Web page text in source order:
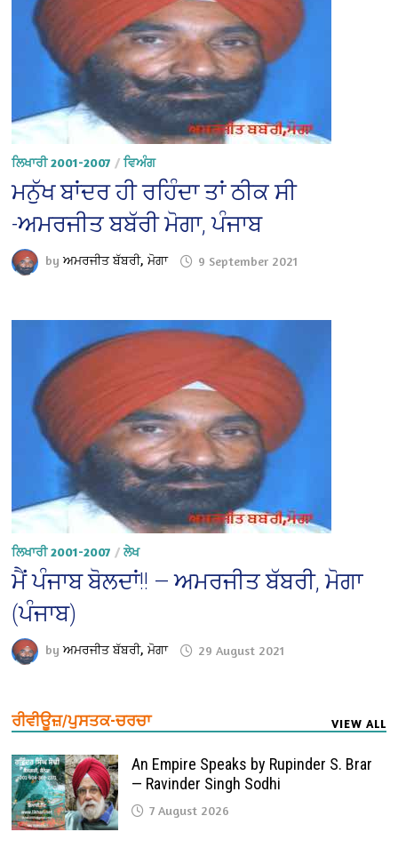
ਲਿਖਾਰੀ 2001-2007 /ਵਿਅੰਗ
ਮਨੁੱਖ ਬਾਂਦਰ ਹੀ ਰਹਿੰਦਾ ਤਾਂ ਠੀਕ ਸੀ
-ਅਮਰਜੀਤ ਬਬੱਰੀ ਮੋਗਾ, ਪੰਜਾਬ
byਅਮਰਜੀਤ ਬੱਬਰੀ, ਮੋਗਾ 9 September 2021
ਲਿਖਾਰੀ 2001-2007 /ਲੇਖ
ਮੈਂ ਪੰਜਾਬ ਬੋਲਦਾਂ!! — ਅਮਰਜੀਤ ਬੱਬਰੀ, ਮੋਗਾ
(ਪੰਜਾਬ)
byਅਮਰਜੀਤ ਬੱਬਰੀ, ਮੋਗਾ 29 August 2021
ਰੀਵੀਊਜ਼/ਪੁਸਤਕ-ਚਰਚਾ VIEW ALL
An Empire Speaks by Rupinder S. Brar
— Ravinder Singh Sodhi
7 August 2026